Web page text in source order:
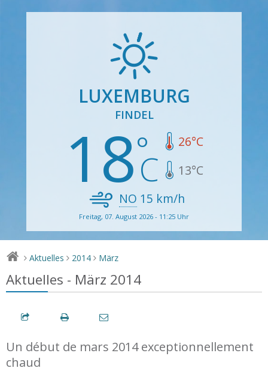
LUXEMBURG
FINDEL
18 26°C
13°C
NO 15 km/h
Freitag, 07. August 2026 - 11:25 Uhr
> Aktuelles > 2014 > März
Aktuelles - März 2014
Un début de mars 2014 exceptionnellement
chaud